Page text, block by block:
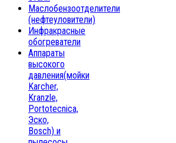
Маслобензоотделители
(нефтеуловители)
Инфракрасные
обогреватели
Аппараты
высокого
давления(мойки
Karcher,
Kranzle,
Portotecnica,
Эско,
Bosch) и